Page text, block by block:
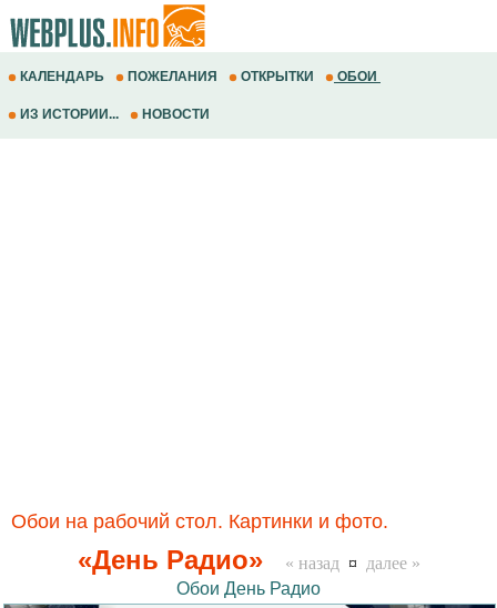
КАЛЕНДАРЬ ПОЖЕЛАНИЯ ОТКРЫТКИ ОБОИ
ИЗ ИСТОРИИ... НОВОСТИ
Обои на рабочий стол. Картинки и фото.
«День Радио» « назад ¤ далее »
Обои День Радио